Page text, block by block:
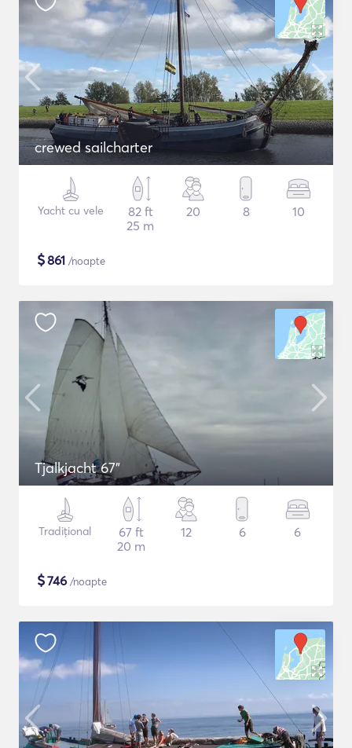
crewed sailcharter
Yacht cu vele
82 ft
25 m
20 8 10
$861 /noapte
Tjalkjacht 67"
Tradițional
67 ft
20 m
12 6 6
$746 /noapte